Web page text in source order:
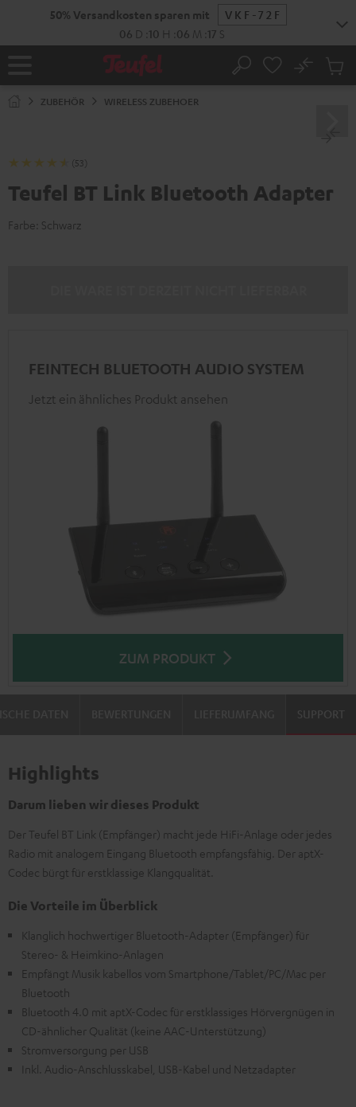
50% Versandkosten sparen mit
VKF-72F
06 D 10 H 06 M 16 S
Startseite Suche
No
ZUBEHÖR WIRELESS ZUBEHOER
(53)
Teufel BT Link Bluetooth Adapter
Farbe: Schwarz
FEINTECH BLUETOOTH AUDIO SYSTEM
Jetzt ein ähnliches Produkt ansehen
ZUM PRODUKT
SUPPORT
Highlights
Darum lieben wir dieses Produkt
Der Teufel BT Link (Empfänger) macht jede HiFi-Anlage oder jedes
Radio mit analogem Eingang Bluetooth empfangsfähig. Der aptX-
Codec bürgt für erstklassige Klangqualität.
Die Vorteile im Überblick
Klanglich hochwertiger Bluetooth-Adapter (Empfänger) für
Stereo- & Heimkino-Anlagen
Empfängt Musik kabellos vom Smartphone/Tablet/PC/Mac per
Bluetooth
Bluetooth 4.0 mit aptX-Codec für erstklassiges Hörvergnügen in
CD-ähnlicher Qualität (keine AAC-Unterstützung)
Stromversorgung per USB
Inkl. Audio-Anschlusskabel, USB-Kabel und Netzadapter